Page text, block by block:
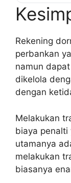
Rekening
perbankan
namun
dikelola
dengan
Melakukan
biaya penalti
utamanya
melakukan
biasanya